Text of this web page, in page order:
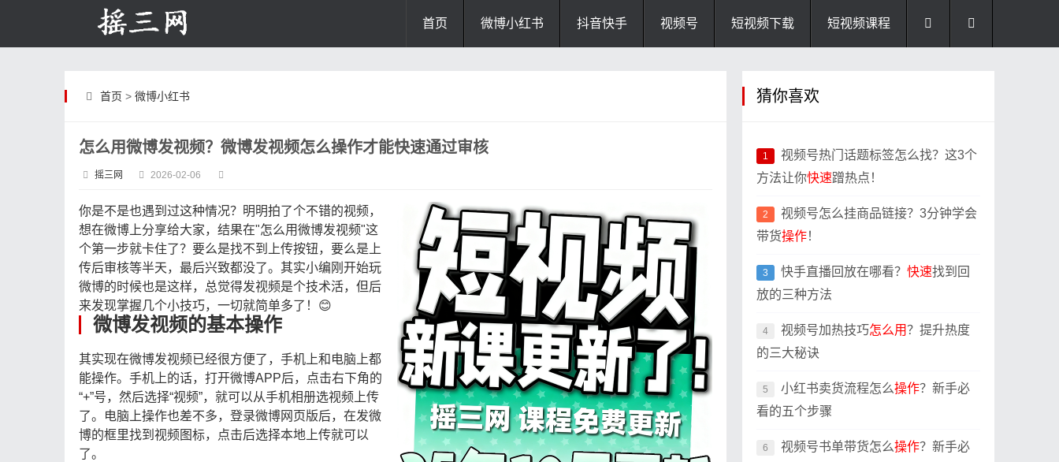
首页 微博小红书 抖音快手 视频号 短视频下载 短视频课程
首页 > 微博小红书
怎么用微博发视频？微博发视频怎么操作才能快速通过审核
摇三网 2026-02-06
你是不是也遇到过这种情况？明明拍了个不错的视频，
想在微博上分享给大家，结果在"怎么用微博发视频"这
个第一步就卡住了？要么是找不到上传按钮，要么是上
传后审核等半天，最后兴致都没了。其实小编刚开始玩
微博的时候也是这样，总觉得发视频是个技术活，但后
来发现掌握几个小技巧，一切就简单多了！😊
微博发视频的基本操作
其实现在微博发视频已经很方便了，手机上和电脑上都
能操作。手机上的话，打开微博APP后，点击右下角的
“+”号，然后选择“视频”，就可以从手机相册选视频上传
了。电脑上操作也差不多，登录微博网页版后，在发微
博的框里找到视频图标，点击后选择本地上传就可以
了。
猜你喜欢
1
视频号热门话题标签怎么找？这3个
方法让你快速蹭热点！
2
视频号怎么挂商品链接？3分钟学会
带货操作！
3 快手直播回放在哪看？ 快速找到回
放的三种方法
4 视频号加热技巧怎么用？提升热度
的三大秘诀
5 小红书卖货流程怎么操作？新手必
看的五个步骤
6 视频号书单带货怎么操作？新手必